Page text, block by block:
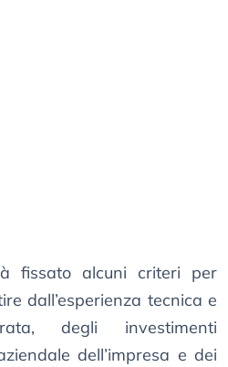
fissato alcuni criteri per
dall’esperienza tecnica e
degli investimenti
dell’impresa e dei